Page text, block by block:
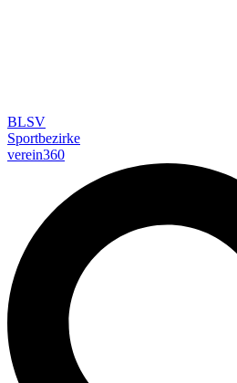
BLSV
Sportbezirke
verein360